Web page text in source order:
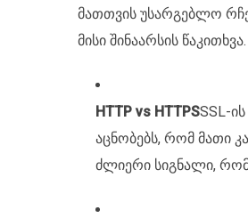
მათთვის უსარგებლო
მისი შინაარსის წაკითხვა.
HTTP vs HTTPSSSL-
აცნობებს, რომ მათი
ძლიერი სიგნალი,